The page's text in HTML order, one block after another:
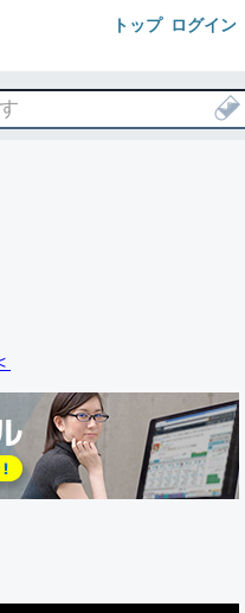
トップ ログイン